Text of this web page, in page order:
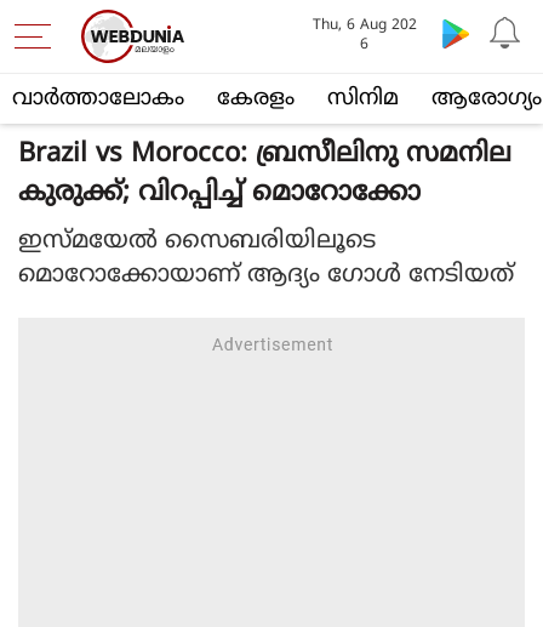
വാര്‍ത്താലോകം കേരളം സിനിമ ആരോഗ്യം
Thu, 6 Aug 202
6
Brazil vs Morocco: ബ്രസീലിനു സമനില
കുരുക്ക്; വിറപ്പിച്ച് മൊറോക്കോ
ഇസ്മയേൽ സൈബരിയിലൂടെ
മൊറോക്കോയാണ് ആദ്യം ഗോൾ നേടിയത്